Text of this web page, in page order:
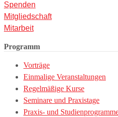
Spenden
Mitgliedschaft
Mitarbeit
Programm
Vorträge
Einmalige Veranstaltungen
Regelmäßige Kurse
Seminare und Praxistage
Praxis- und